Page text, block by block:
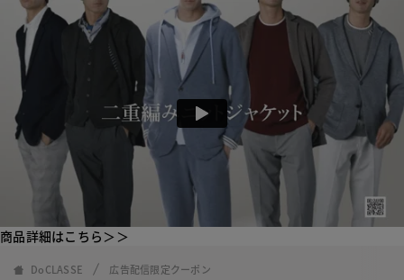
商品詳細はこちら＞＞
DoCLASSE 広告配信限定クーポン